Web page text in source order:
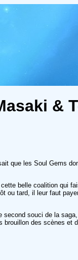
&
que les Soul Gems
belle coalition qui
ou tard, il leur faut
souci de la
des scènes et